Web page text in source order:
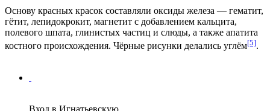
Основу красных красок составляли оксиды железа — гематит,
гётит, лепидокрокит, магнетит с добавлением кальцита,
полевого шпата, глинистых частиц и слюды, а также апатита
костного происхождения. Чёрные рисунки делались углём[5].